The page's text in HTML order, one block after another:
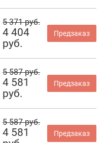
5 371 руб.
4 404
руб.
Предзаказ
5 587 руб.
4 581
руб.
Предзаказ
5 587 руб.
4 581
Предзаказ